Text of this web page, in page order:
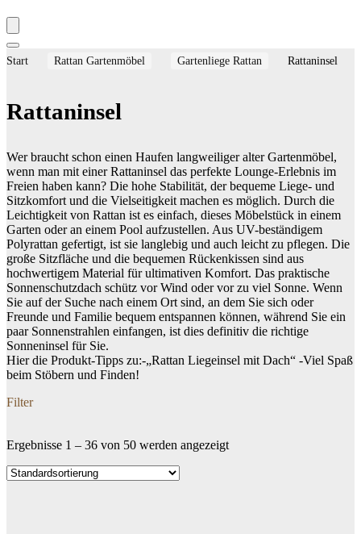
Start Rattan Gartenmöbel Gartenliege Rattan Rattaninsel
Rattaninsel
Wer braucht schon einen Haufen langweiliger alter Gartenmöbel,
wenn man mit einer Rattaninsel das perfekte Lounge-Erlebnis im
Freien haben kann? Die hohe Stabilität, der bequeme Liege- und
Sitzkomfort und die Vielseitigkeit machen es möglich. Durch die
Leichtigkeit von Rattan ist es einfach, dieses Möbelstück in einem
Garten oder an einem Pool aufzustellen. Aus UV-beständigem
Polyrattan gefertigt, ist sie langlebig und auch leicht zu pflegen. Die
große Sitzfläche und die bequemen Rückenkissen sind aus
hochwertigem Material für ultimativen Komfort. Das praktische
Sonnenschutzdach schütz vor Wind oder vor zu viel Sonne. Wenn
Sie auf der Suche nach einem Ort sind, an dem Sie sich oder
Freunde und Familie bequem entspannen können, während Sie ein
paar Sonnenstrahlen einfangen, ist dies definitiv die richtige
Sonneninsel für Sie.
Hier die Produkt-Tipps zu:-„Rattan Liegeinsel mit Dach“ -Viel Spaß
beim Stöbern und Finden!
Filter
Dein Budget
Price filter
Ergebnisse 1 – 36 von 50 werden angezeigt